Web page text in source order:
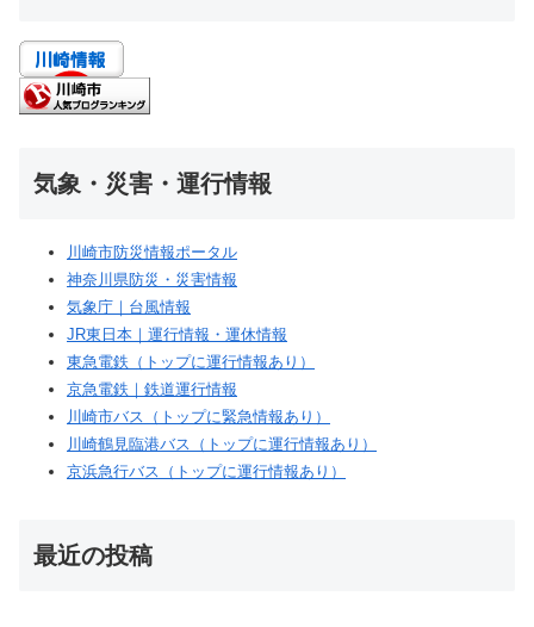
気象・災害・運行情報
川崎市防災情報ポータル
神奈川県防災・災害情報
気象庁｜台風情報
JR東日本｜運行情報・運休情報
東急電鉄（トップに運行情報あり）
京急電鉄｜鉄道運行情報
川崎市バス（トップに緊急情報あり）
川崎鶴見臨港バス（トップに運行情報あり）
京浜急行バス（トップに運行情報あり）
最近の投稿